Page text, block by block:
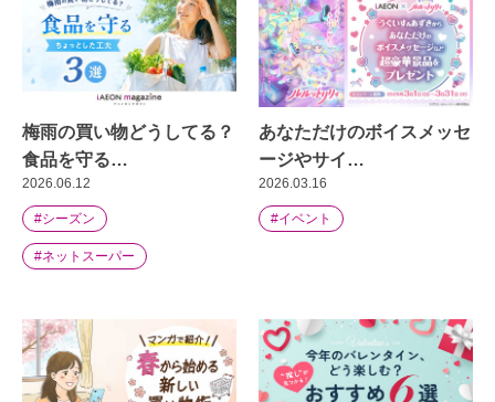
梅雨の買い物どうしてる？
食品を守る…
2026.06.12
#シーズン
#ネットスーパー
あなただけのボイスメッセ
ージやサイ…
2026.03.16
#イベント